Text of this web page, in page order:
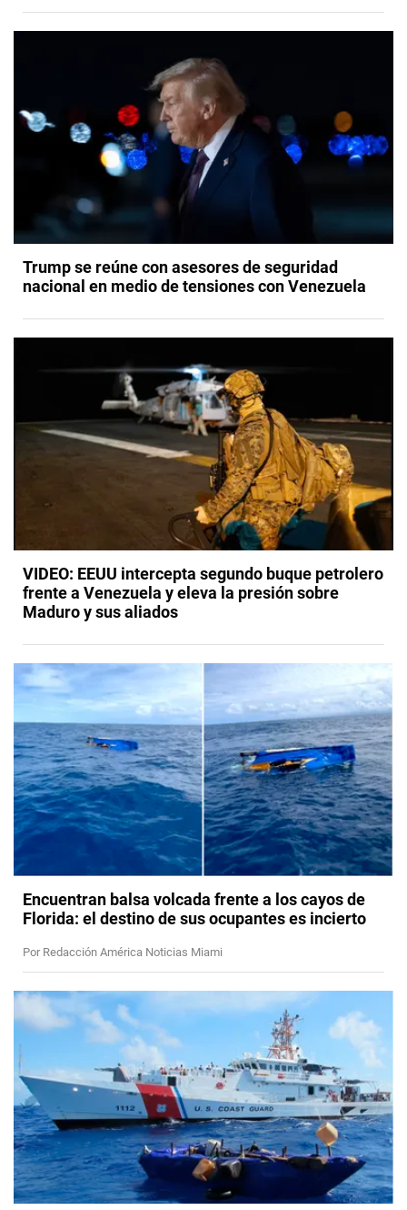
Trump se reúne con asesores de seguridad
nacional en medio de tensiones con Venezuela
VIDEO: EEUU intercepta segundo buque petrolero
frente a Venezuela y eleva la presión sobre
Maduro y sus aliados
Encuentran balsa volcada frente a los cayos de
Florida: el destino de sus ocupantes es incierto
Por Redacción América Noticias Miami